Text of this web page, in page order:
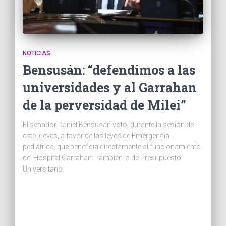
NOTICIAS
Bensusán: “defendimos a las
universidades y al Garrahan
de la perversidad de Milei”
El senador Daniel Bensusán votó, durante la sesión de
este jueves, a favor de las leyes de Emergencia
pediátrica, que beneficia directamente al funcionamiento
del Hospital Garrahan. También la de Presupuesto
Universitario.